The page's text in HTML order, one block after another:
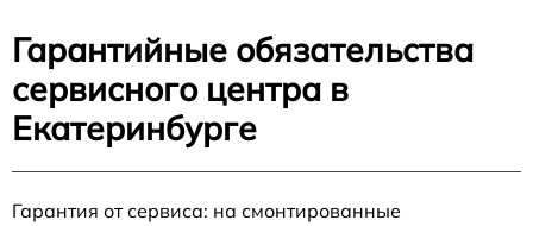
Гарантийные обязательства
сервисного центра в
Екатеринбурге
Гарантия от сервиса: на смонтированные